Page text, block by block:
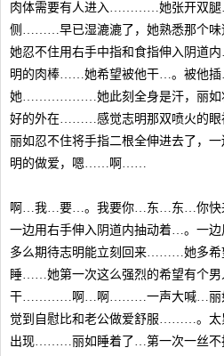
肉体需要有人进入…………她张开双
侧………早已湿漉漉了，她熟悉那个
她忍不住用右手中指和食指伸入阴道
明的肉棒……她希望被他干…。被他插
她………………她此刻全身是汗，丽如
好的外在………感觉志明那双喷火的眼
丽如忍不住将手指二根全伸进去了，
明的做爱，嗯……啊……
啊…我…要…。我要你…东…东…你
一边用右手伸入阴道内抽动着…。一
多么期待志明能立刻回来………她多希
睡……她第一次这么强烈的希望有个
干…………啊…啊………一声大喊…丽如
觉到自慰比和老公做爱舒服………。太
出现………丽如睡着了…第一次一丝